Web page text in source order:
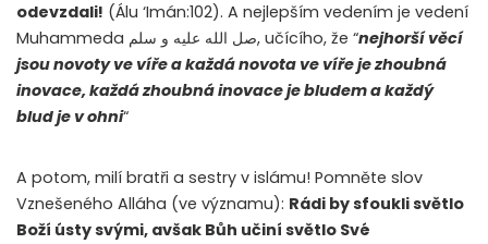
odevzdali! (Álu ‘Imán:102). A nejlepším vedením je vedení
Muhammeda صل الله عليه و سلم, učícího, že “nejhorší věcí
jsou novoty ve víře a každá novota ve víře je zhoubná
inovace, každá zhoubná inovace je bludem a každý
blud je v ohni“
A potom, milí bratři a sestry v islámu! Pomněte slov
Vznešeného Alláha (ve významu): Rádi by sfoukli světlo
Boží ústy svými, avšak Bůh učiní světlo Své